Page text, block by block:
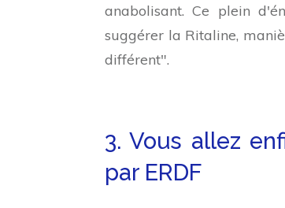
anabolisant. Ce plein
suggérer la Ritaline,
différent".
3. Vous allez
par ERDF